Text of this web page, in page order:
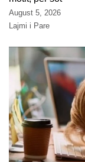
August 5, 2026
Lajmi i Pare